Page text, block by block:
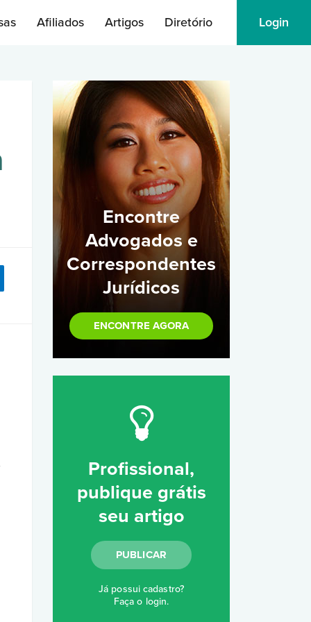
Afiliados Artigos Diretório Login
Encontre
Advogados e
Correspondentes
Jurídicos
ENCONTRE AGORA
Profissional,
publique grátis
seu artigo
PUBLICAR
Já possui cadastro?
Faça o login.